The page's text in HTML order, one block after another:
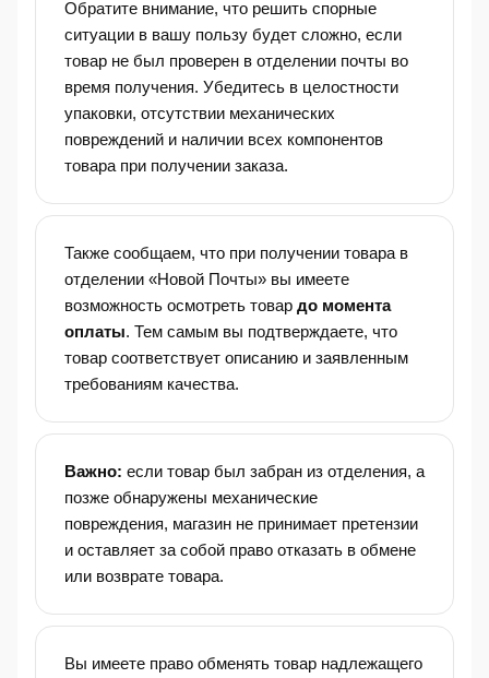
Обратите внимание, что решить спорные
ситуации в вашу пользу будет сложно, если
товар не был проверен в отделении почты во
время получения. Убедитесь в целостности
упаковки, отсутствии механических
повреждений и наличии всех компонентов
товара при получении заказа.
Также сообщаем, что при получении товара в
отделении «Новой Почты» вы имеете
возможность осмотреть товар до момента
оплаты. Тем самым вы подтверждаете, что
товар соответствует описанию и заявленным
требованиям качества.
Важно: если товар был забран из отделения, а
позже обнаружены механические
повреждения, магазин не принимает претензии
и оставляет за собой право отказать в обмене
или возврате товара.
Вы имеете право обменять товар надлежащего